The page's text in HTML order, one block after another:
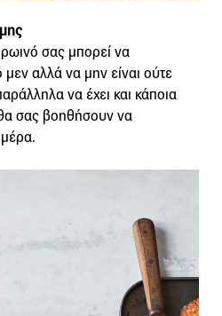
σας μπορεί να
μεν αλλά να μην είναι ούτε
να έχει και κάποια
σας βοηθήσουν να